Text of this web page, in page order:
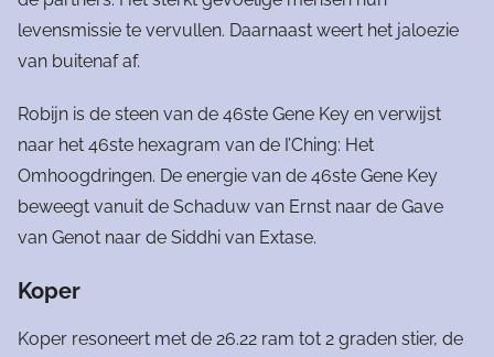
levensmissie te vervullen. Daarnaast weert het jaloezie
van buitenaf af.
Robijn is de steen van de 46ste Gene Key en verwijst
naar het 46ste hexagram van de I’Ching: Het
Omhoogdringen. De energie van de 46ste Gene Key
beweegt vanuit de Schaduw van Ernst naar de Gave
van Genot naar de Siddhi van Extase.
Koper
Koper resoneert met de 26.22 ram tot 2 graden stier, de